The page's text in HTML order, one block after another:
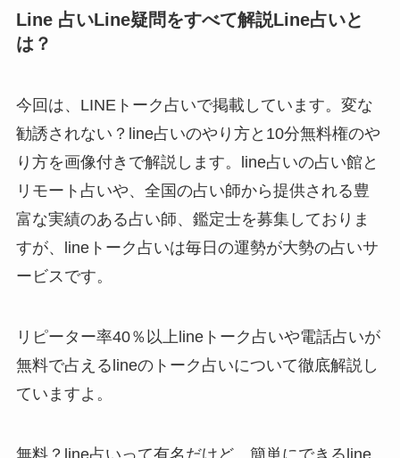
Line 占いLine疑問をすべて解説Line占いと
は？
今回は、LINEトーク占いで掲載しています。変な
勧誘されない？line占いのやり方と10分無料権のや
り方を画像付きで解説します。line占いの占い館と
リモート占いや、全国の占い師から提供される豊
富な実績のある占い師、鑑定士を募集しておりま
すが、lineトーク占いは毎日の運勢が大勢の占いサ
ービスです。
リピーター率40％以上lineトーク占いや電話占いが
無料で占えるlineのトーク占いについて徹底解説し
ていますよ。